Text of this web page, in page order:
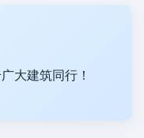
大建筑同行！